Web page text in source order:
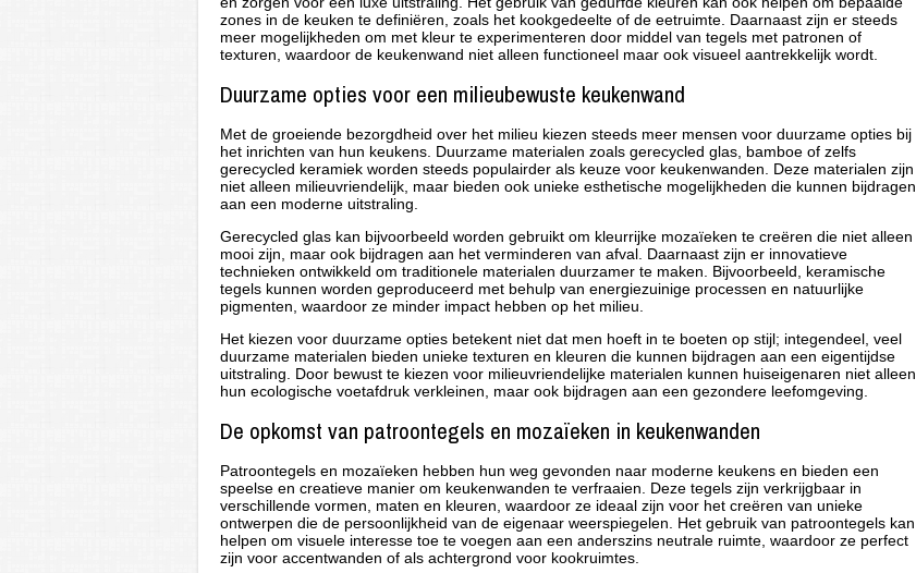
zones in de keuken te definiëren, zoals het kookgedeelte of de eetruimte. Daarnaast zijn er steeds
meer mogelijkheden om met kleur te experimenteren door middel van tegels met patronen of
texturen, waardoor de keukenwand niet alleen functioneel maar ook visueel aantrekkelijk wordt.
Duurzame opties voor een milieubewuste keukenwand
Met de groeiende bezorgdheid over het milieu kiezen steeds meer mensen voor duurzame opties bij
het inrichten van hun keukens. Duurzame materialen zoals gerecycled glas, bamboe of zelfs
gerecycled keramiek worden steeds populairder als keuze voor keukenwanden. Deze materialen zijn
niet alleen milieuvriendelijk, maar bieden ook unieke esthetische mogelijkheden die kunnen bijdragen
aan een moderne uitstraling.
Gerecycled glas kan bijvoorbeeld worden gebruikt om kleurrijke mozaïeken te creëren die niet alleen
mooi zijn, maar ook bijdragen aan het verminderen van afval. Daarnaast zijn er innovatieve
technieken ontwikkeld om traditionele materialen duurzamer te maken. Bijvoorbeeld, keramische
tegels kunnen worden geproduceerd met behulp van energiezuinige processen en natuurlijke
pigmenten, waardoor ze minder impact hebben op het milieu.
Het kiezen voor duurzame opties betekent niet dat men hoeft in te boeten op stijl; integendeel, veel
duurzame materialen bieden unieke texturen en kleuren die kunnen bijdragen aan een eigentijdse
uitstraling. Door bewust te kiezen voor milieuvriendelijke materialen kunnen huiseigenaren niet alleen
hun ecologische voetafdruk verkleinen, maar ook bijdragen aan een gezondere leefomgeving.
De opkomst van patroontegels en mozaïeken in keukenwanden
Patroontegels en mozaïeken hebben hun weg gevonden naar moderne keukens en bieden een
speelse en creatieve manier om keukenwanden te verfraaien. Deze tegels zijn verkrijgbaar in
verschillende vormen, maten en kleuren, waardoor ze ideaal zijn voor het creëren van unieke
ontwerpen die de persoonlijkheid van de eigenaar weerspiegelen. Het gebruik van patroontegels kan
helpen om visuele interesse toe te voegen aan een anderszins neutrale ruimte, waardoor ze perfect
zijn voor accentwanden of als achtergrond voor kookruimtes.